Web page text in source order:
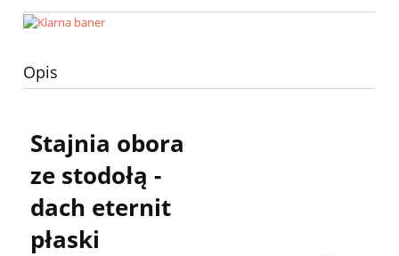
Opis
Stajnia obora
ze stodołą -
dach eternit
płaski